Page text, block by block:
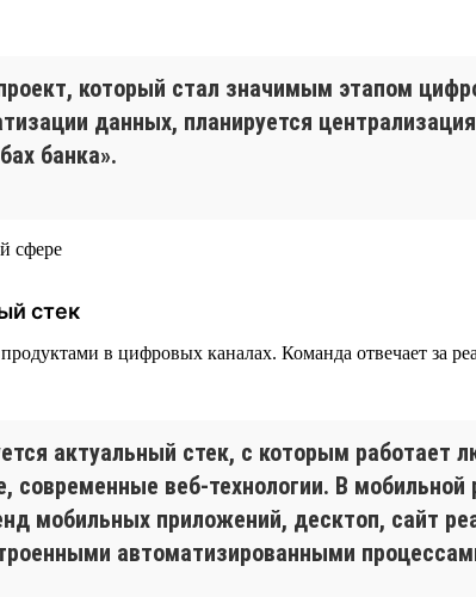
который стал значимым этапом
данных, планируется
банка».
стек
в цифровых каналах. Команда отвечает за
актуальный стек, с которым
современные веб-технологии. В
мобильных приложений, десктоп, сайт
автоматизированными